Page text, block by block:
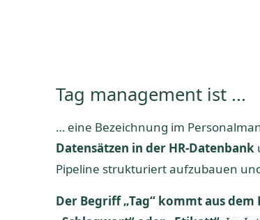
Tag management ist ...
… eine Bezeichnung im
Datensätzen in der HR-Datenbank
Pipeline strukturiert aufzubauen
Der Begriff „Tag“ kommt aus